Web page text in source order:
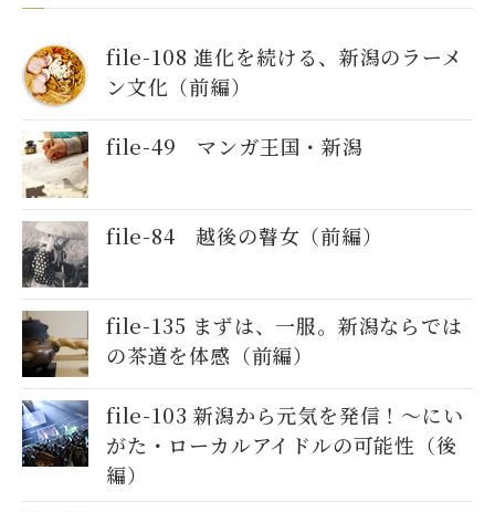
file-108 進化を続ける、新潟のラーメ
ン文化（前編）
file-49 マンガ王国・新潟
file-84 越後の瞽女（前編）
file-135 まずは、一服。新潟ならでは
の茶道を体感（前編）
file-103 新潟から元気を発信！～にい
がた・ローカルアイドルの可能性（後
編）